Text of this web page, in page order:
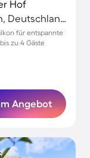
Hof
Trassenheide, Ostvorpommern, Deutschland
für entspannte
zu 4 Gäste
Angebot